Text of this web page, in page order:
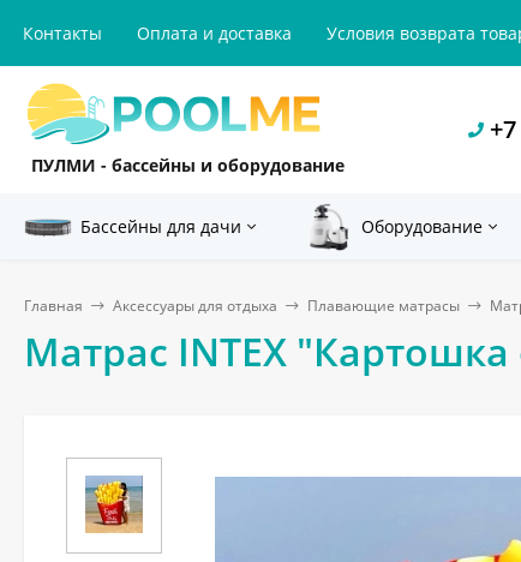
Контакты Оплата и доставка Условия возврата
ПУЛМИ - бассейны и оборудование
Бассейны для дачи Оборудование
Главная Аксессуары для отдыха Плавающие матрасы
Матрас INTEX